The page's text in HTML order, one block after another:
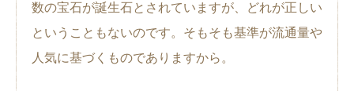
数の宝石が誕生石とされていますが、どれが正しい
ということもないのです。そもそも基準が流通量や
人気に基づくものでありますから。